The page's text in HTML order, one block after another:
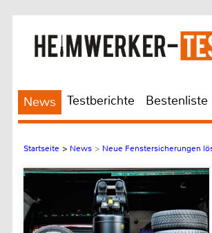
News Testberichte Bestenliste
Startseite > News > Neue Fenstersicherungen